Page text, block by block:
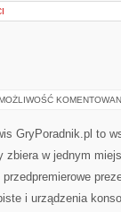
GryPoradnik.pl to
zbiera w jednym
przedpremierowe
i urządzenia